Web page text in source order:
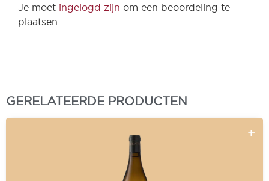
Je moet ingelogd zijn om een beoordeling te
plaatsen.
GERELATEERDE PRODUCTEN